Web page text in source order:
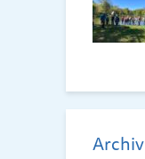
Archiv